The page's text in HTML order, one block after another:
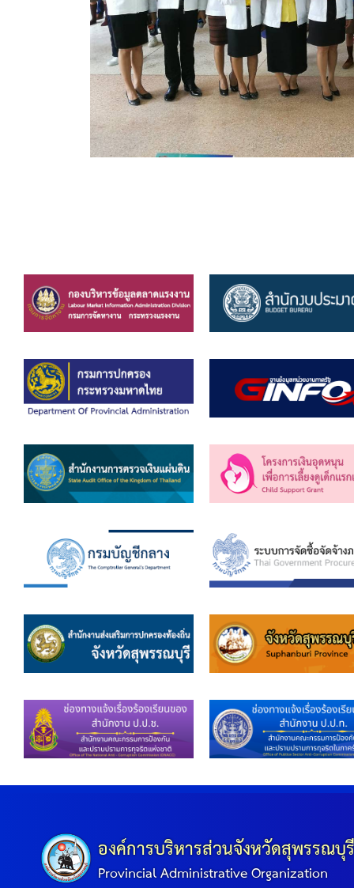
องค์การบริหารส่วนจังหวัดสุพรรณบุ
Provincial Administrative Organization